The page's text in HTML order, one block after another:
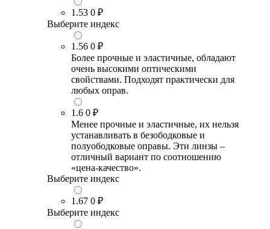
1.53 0 ₽
Выберите индекс
1.56 0 ₽
Более прочные и эластичные, обладают
очень высокими оптическими
свойствами. Подходят практически для
любых оправ.
1.6 0 ₽
Менее прочные и эластичные, их нельзя
устанавливать в безободковые и
полуободковые оправы. Эти линзы –
отличный вариант по соотношению
«цена-качество».
Выберите индекс
1.67 0 ₽
Выберите индекс